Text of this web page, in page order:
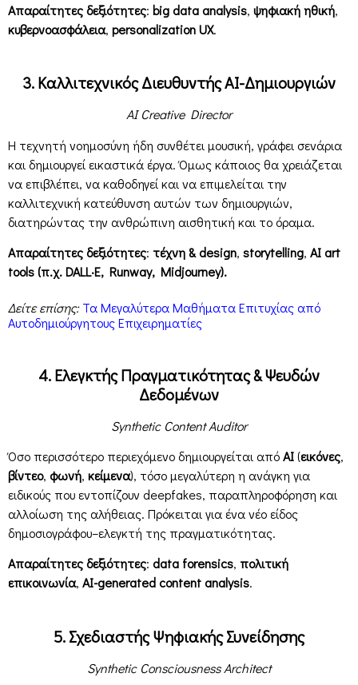
Απαραίτητες δεξιότητες: big data analysis, ψηφιακή ηθική,
κυβερνοασφάλεια, personalization UX.
3. Καλλιτεχνικός Διευθυντής AI-Δημιουργιών
AI Creative Director
Η τεχνητή νοημοσύνη ήδη συνθέτει μουσική, γράφει σενάρια
και δημιουργεί εικαστικά έργα. Όμως κάποιος θα χρειάζεται
να επιβλέπει, να καθοδηγεί και να επιμελείται την
καλλιτεχνική κατεύθυνση αυτών των δημιουργιών,
διατηρώντας την ανθρώπινη αισθητική και το όραμα.
Απαραίτητες δεξιότητες: τέχνη & design, storytelling, AI art
tools (π.χ. DALL·E, Runway, Midjourney).
Δείτε επίσης: Τα Μεγαλύτερα Μαθήματα Επιτυχίας από
Αυτοδημιούργητους Επιχειρηματίες
4. Ελεγκτής Πραγματικότητας & Ψευδών
Δεδομένων
Synthetic Content Auditor
Όσο περισσότερο περιεχόμενο δημιουργείται απόΑΙ(εικόνες,
βίντεο, φωνή, κείμενα), τόσο μεγαλύτερη η ανάγκη για
ειδικούς που εντοπίζουν deepfakes, παραπληροφόρηση και
αλλοίωση της αλήθειας. Πρόκειται για ένα νέο είδος
δημοσιογράφου–ελεγκτή της πραγματικότητας.
Απαραίτητες δεξιότητες: data forensics, πολιτική
επικοινωνία, AI-generated content analysis.
5. Σχεδιαστής Ψηφιακής Συνείδησης
Synthetic Consciousness Architect